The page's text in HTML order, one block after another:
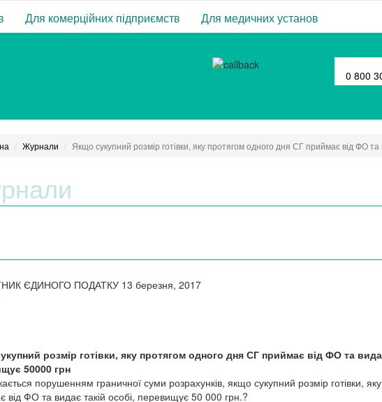
Для комерційних підприємств Для медичних установ
0 800
Журнали Якщо сукупний розмір готівки, яку протягом одного дня СГ приймає від ФО
ЄДИНОГО ПОДАТКУ 13 березня, 2017
розмір готівки, яку протягом одного дня СГ приймає від ФО та
50000 грн
порушенням граничної суми розрахунків, якщо сукупний розмір готівки,
від ФО та видає такій особі, перевищує 50 000 грн.?